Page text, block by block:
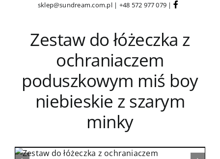
Strefa Klienta
Informacje
O Nas
sklep@sundream.com.pl| +48 572 977 079 |
Zestaw do łóżeczka z
ochraniaczem
poduszkowym miś boy
niebieskie z szarym
minky